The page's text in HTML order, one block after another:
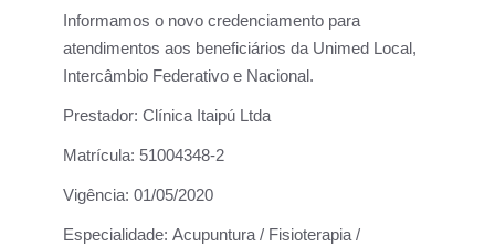
Informamos o novo credenciamento para
atendimentos aos beneficiários da Unimed Local,
Intercâmbio Federativo e Nacional.
Prestador: Clínica Itaipú Ltda
Matrícula: 51004348-2
Vigência: 01/05/2020
Especialidade: Acupuntura / Fisioterapia /